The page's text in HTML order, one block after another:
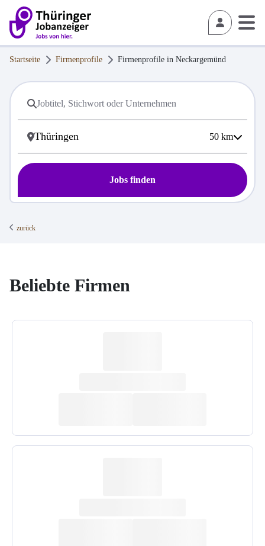
Startseite Firmenprofile Firmenprofile in Neckargemünd
50 km
Jobs finden
zurück
Beliebte Firmen